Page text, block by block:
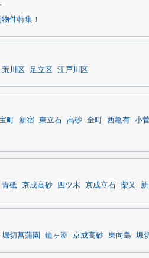
件特集！
荒川区 足立区 江戸川区
町 新宿 東立石 高砂 金町 西亀有 小
青砥 京成高砂 四ツ木 京成立石 柴又
堀切菖蒲園 鐘ヶ淵 京成高砂 東向島 堀